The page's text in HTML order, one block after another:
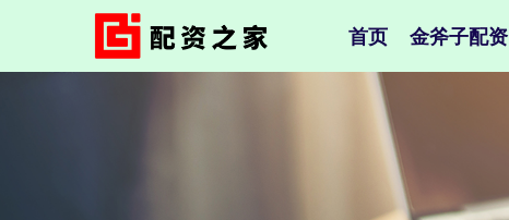
首页 金斧子配资